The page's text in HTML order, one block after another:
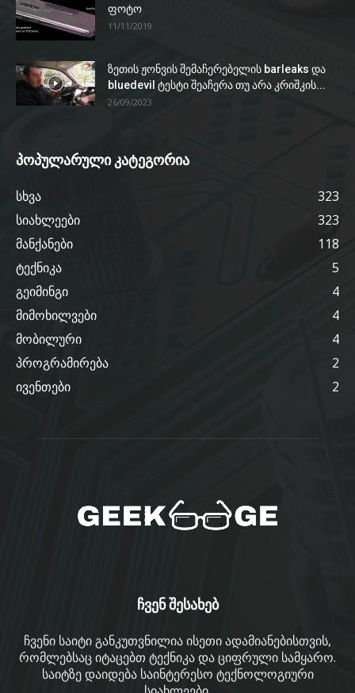
ფოტო
11/11/2019
ზეთის ჟონვის შემაჩერებელის barleaks და
bluedevil ტესტი შეაჩერა თუ არა კრიშკის...
26/09/2023
პოპულარული კატეგორია
სხვა
323
სიახლეები
323
მანქანები
118
ტექნიკა
5
გეიმინგი
4
მიმოხილვები
4
მობილური
4
პროგრამირება
2
ივენთები
2
ჩვენ შესახებ
ჩვენი საიტი განკუთვნილია ისეთი ადამიანებისთვის,
რომლებსაც იტაცებთ ტექნიკა და ციფრული სამყარო.
საიტზე დაიდება საინტერესო ტექნოლოგიური